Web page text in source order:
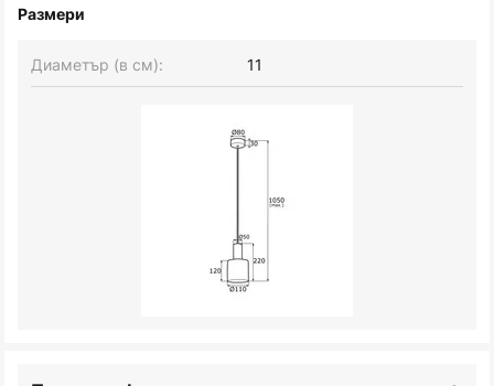
Размери
Диаметър (в см): 11